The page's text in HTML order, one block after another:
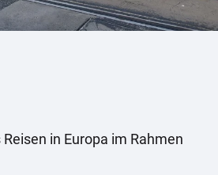
in Europa im Rahmen